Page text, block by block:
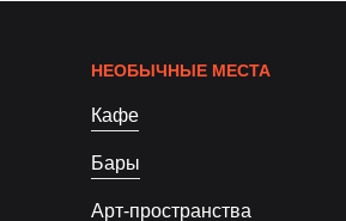
НЕОБЫЧНЫЕ МЕСТА
Кафе
Бары
Арт-пространства